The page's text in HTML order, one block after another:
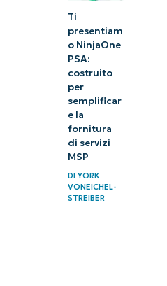
Ti
presentiam
o NinjaOne
PSA:
costruito
per
semplificar
e la
fornitura
di servizi
MSP
DIYORK
VONEICHEL-
STREIBER